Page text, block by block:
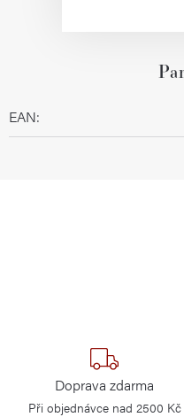
EAN:
Doprava zdarma
Při objednávce nad 2500 Kč